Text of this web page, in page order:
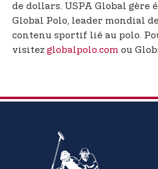
de dollars. USPA Global gère
Global Polo, leader mondial
contenu sportif lié au polo.
visitez globalpolo.com ou